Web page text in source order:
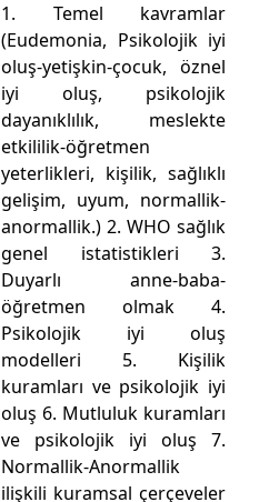
1. Temel kavramlar
(Eudemonia, Psikolojik iyi
oluş-yetişkin-çocuk, öznel
iyi oluş, psikolojik
dayanıklılık, meslekte
etkililik-öğretmen
yeterlikleri, kişilik, sağlıklı
gelişim, uyum, normallik-
anormallik.) 2. WHO sağlık
genel istatistikleri 3.
Duyarlı anne-baba-
öğretmen olmak 4.
Psikolojik iyi oluş
modelleri 5. Kişilik
kuramları ve psikolojik iyi
oluş 6. Mutluluk kuramları
ve psikolojik iyi oluş 7.
Normallik-Anormallik
ilişkili kuramsal çerçeveler